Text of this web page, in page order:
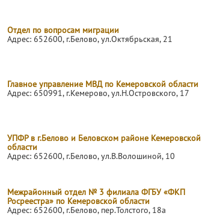
Отдел по вопросам миграции
Адрес: 652600, г.Белово, ул.Октябрьская, 21
Главное управление МВД по Кемеровской области
Адрес: 650991, г.Кемерово, ул.Н.Островского, 17
УПФР в г.Белово и Беловском районе Кемеровской
области
Адрес: 652600, г.Белово, ул.В.Волошиной, 10
Межрайонный отдел № 3 филиала ФГБУ «ФКП
Росреестра» по Кемеровской области
Адрес: 652600, г.Белово, пер.Толстого, 18а